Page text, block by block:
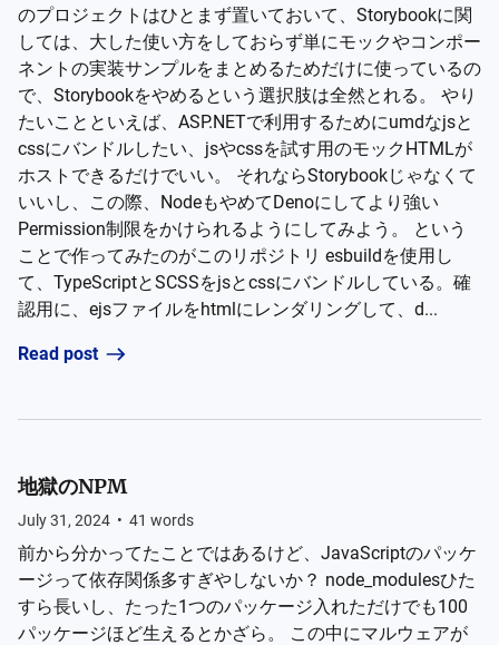
のプロジェクトはひとまず置いておいて、Storybookに関
しては、大した使い方をしておらず単にモックやコンポー
ネントの実装サンプルをまとめるためだけに使っているの
で、Storybookをやめるという選択肢は全然とれる。 やり
たいことといえば、ASP.NETで利用するためにumdなjsと
cssにバンドルしたい、jsやcssを試す用のモックHTMLが
ホストできるだけでいい。 それならStorybookじゃなくて
いいし、この際、NodeもやめてDenoにしてより強い
Permission制限をかけられるようにしてみよう。 という
ことで作ってみたのがこのリポジトリ esbuildを使用し
て、TypeScriptとSCSSをjsとcssにバンドルしている。確
認用に、ejsファイルをhtmlにレンダリングして、d...
Read post
地獄のNPM
July 31, 2024 • 41 words
前から分かってたことではあるけど、JavaScriptのパッケ
ージって依存関係多すぎやしないか？ node_modulesひた
すら長いし、たった1つのパッケージ入れただけでも100
パッケージほど生えるとかざら。 この中にマルウェアが